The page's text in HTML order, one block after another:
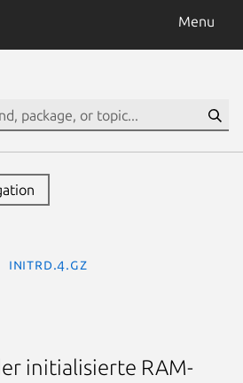
Menu
initrd.4.gz
initialisierte RAM-